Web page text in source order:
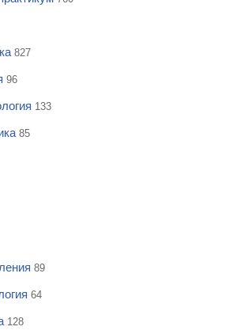
827
96
133
85
89
64
128